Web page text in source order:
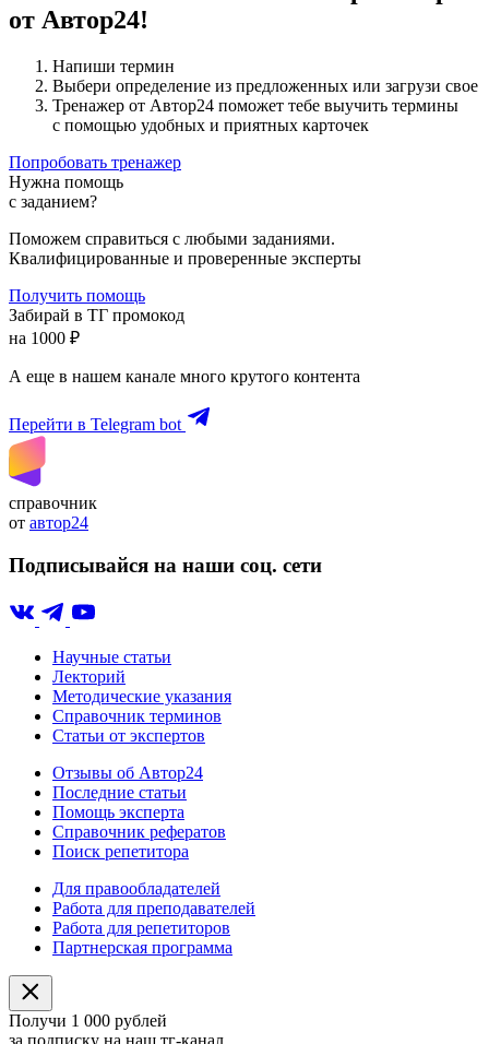
от Автор24!
Напиши термин
Выбери определение из предложенных или загрузи свое
Тренажер от Автор24 поможет тебе выучить термины
с помощью удобных и приятных карточек
Попробовать тренажер
Нужна помощь
с заданием?
Поможем справиться с любыми заданиями.
Квалифицированные и проверенные эксперты
Получить помощь
Забирай в ТГ промокод
на 1000 ₽
А еще в нашем канале много крутого контента
Перейти в Telegram bot
справочник
от автор24
Подписывайся на наши соц. сети
Научные статьи
Лекторий
Методические указания
Справочник терминов
Статьи от экспертов
Отзывы об Автор24
Последние статьи
Помощь эксперта
Справочник рефератов
Поиск репетитора
Для правообладателей
Работа для преподавателей
Работа для репетиторов
Партнерская программа
Получи 1 000 рублей
за подписку на наш тг-канал